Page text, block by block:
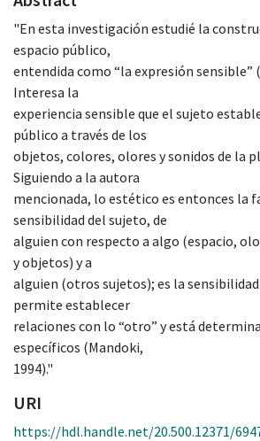
"En esta investigación estudié la
espacio público,
entendida como “la expresión sensible”
Interesa la
experiencia sensible que el sujeto
público a través de los
objetos, colores, olores y sonidos de la
Siguiendo a la autora
mencionada, lo estético es entonces la
sensibilidad del sujeto, de
alguien con respecto a algo (espacio,
y objetos) y a
alguien (otros sujetos); es la
permite establecer
relaciones con lo “otro” y está
específicos (Mandoki,
1994)."
URI
https://hdl.handle.net/20.500.12371/